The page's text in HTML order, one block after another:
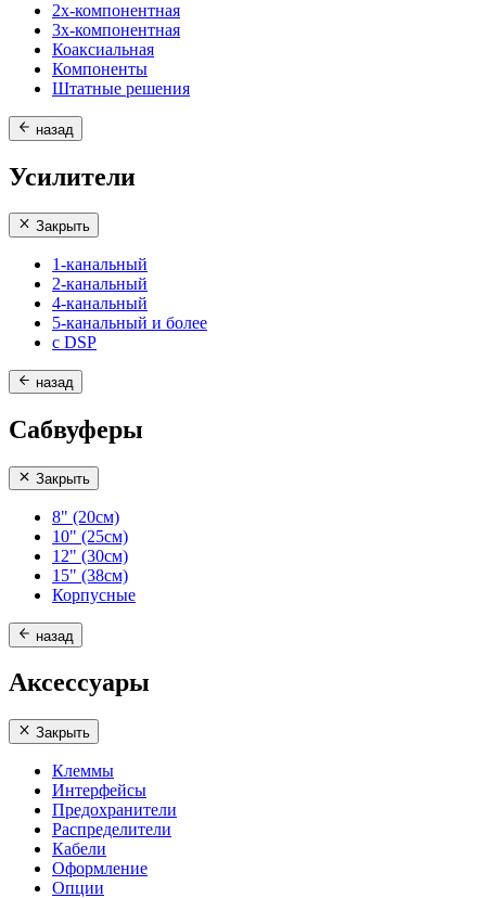
2х-компонентная
3х-компонентная
Коаксиальная
Компоненты
Штатные решения
назад
Усилители
Закрыть
1-канальный
2-канальный
4-канальный
5-канальный и более
с DSP
назад
Сабвуферы
Закрыть
8" (20см)
10" (25см)
12" (30см)
15" (38см)
Корпусные
назад
Аксессуары
Закрыть
Клеммы
Интерфейсы
Предохранители
Распределители
Кабели
Оформление
Опции